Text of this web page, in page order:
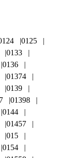
0125
0133
0136
01374
0139
01398
0144
01457
015
0154